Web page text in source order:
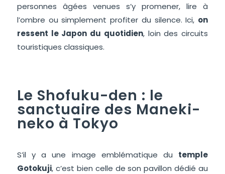
personnes âgées venues s’y promener, lire à
l’ombre ou simplement profiter du silence. Ici, on
ressent le Japon du quotidien, loin des circuits
touristiques classiques.
Le Shofuku-den : le
sanctuaire des Maneki-
neko à Tokyo
S’il y a une image emblématique du temple
Gotokuji, c’est bien celle de son pavillon dédié au